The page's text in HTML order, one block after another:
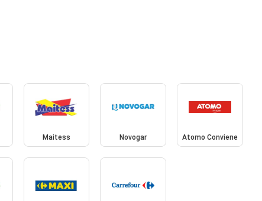
Maitess Novogar Atomo Conviene